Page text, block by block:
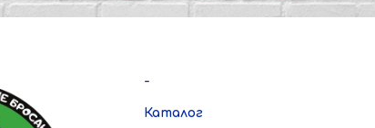
-
Каталог